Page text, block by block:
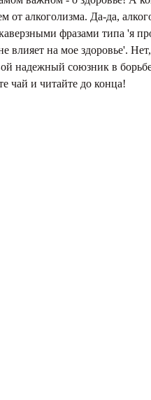
от алкоголизма. Да-да,
фразами типа 'я
на мое здоровье'.
надежный союзник в
чай и читайте до конца!